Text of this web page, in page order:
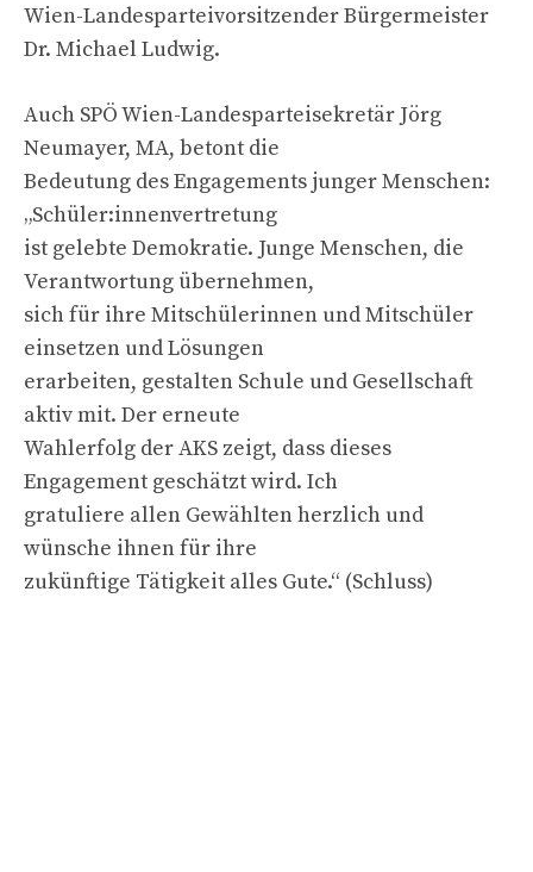
Wien-Landesparteivorsitzender Bürgermeister
Dr. Michael Ludwig.
Auch SPÖ Wien-Landesparteisekretär Jörg
Neumayer, MA, betont die
Bedeutung des Engagements junger Menschen:
„Schüler:innenvertretung
ist gelebte Demokratie. Junge Menschen, die
Verantwortung übernehmen,
sich für ihre Mitschülerinnen und Mitschüler
einsetzen und Lösungen
erarbeiten, gestalten Schule und Gesellschaft
aktiv mit. Der erneute
Wahlerfolg der AKS zeigt, dass dieses
Engagement geschätzt wird. Ich
gratuliere allen Gewählten herzlich und
wünsche ihnen für ihre
zukünftige Tätigkeit alles Gute.“ (Schluss)